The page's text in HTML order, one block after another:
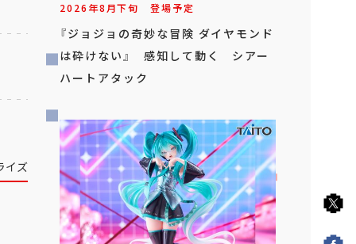
イズ
2026年8月下旬 登場予定
『ジョジョの奇妙な冒険 ダイヤモンド
は砕けない』 感知して動く シアー
ハートアタック